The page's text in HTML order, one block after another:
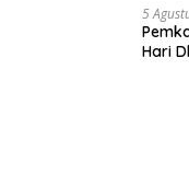
5
Hari